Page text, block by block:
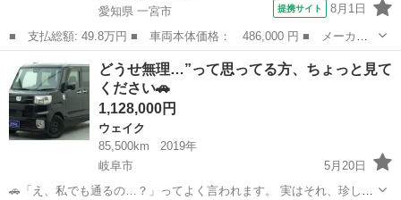
愛知県 一宮市
提携サイト 8月1日
■ 支払総額: 49.8万円 ■ 車両本体価格： 486,000 円 ■ メーカー
名： ダイハツ ■ 車種名： ウェイク ■ グレード名： Ｌ Ｓ
Ａ 電動スライド 禁煙 ＬＥＤ ＥＴＣ 衝突軽減ブレーキ スマ
ートキー プッ...
愛知 ウェイク
どうせ無理…”って思ってる方、ちょっと見て
ください🚗
1,128,000円
ウェイク
85,500km
2019年
岐阜市
5月20日
🚗「え、私でも通るの…？」ってよく言われます。 実はそれ、珍しく